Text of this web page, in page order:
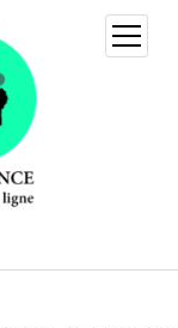
ouvrir
menu